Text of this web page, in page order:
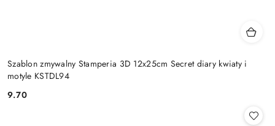
Szablon zmywalny Stamperia 3D 12x25cm Secret diary kwiaty i
motyle KSTDL94
Cena:
9.70